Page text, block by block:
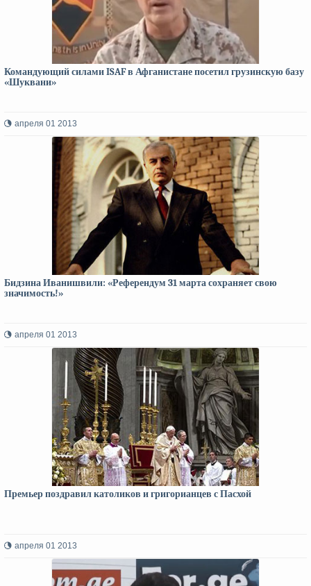
Командующий силами ISAF в Афганистане посетил грузинскую базу
«Шуквани»
апреля 01 2013
Бидзина Иванишвили: «Референдум 31 марта сохраняет свою
значимость!»
апреля 01 2013
Премьер поздравил католиков и григорианцев с Пасхой
апреля 01 2013